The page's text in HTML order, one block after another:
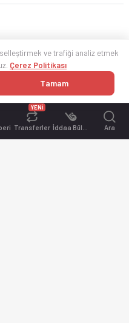
Transferler
YENİ
Ara
ve trafiği analiz etmek
Çerez Politikası
Tamam